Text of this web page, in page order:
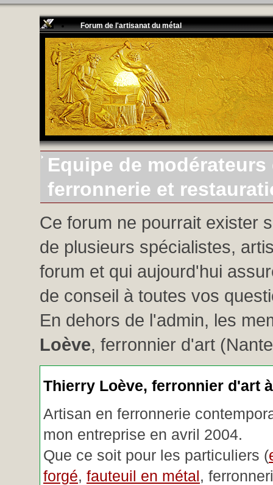
Forum de l'artisanat du métal
Equipe de
ferronnerie et
Ce forum ne pourrait exister
de plusieurs spécialistes,
forum et qui aujourd'hui
de conseil à toutes vos
En dehors de l'admin, les
Loève, ferronnier d'art
Thierry Loève, ferronnier d'art
Artisan en ferronnerie
mon entreprise en avril 2004.
Que ce soit pour les particuliers (
forgé, fauteuil en métal,